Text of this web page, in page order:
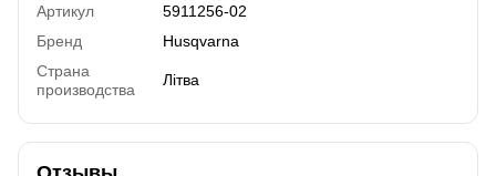
Артикул
5911256-02
Бренд
Husqvarna
Страна
производства
Літва